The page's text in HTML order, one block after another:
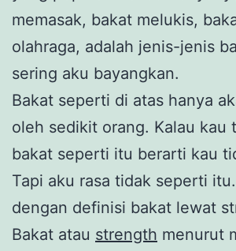
memasak, bakat melukis,
olahraga, adalah jenis-jenis
sering aku bayangkan.
Bakat seperti di atas hanya
oleh sedikit orang. Kalau kau
bakat seperti itu berarti kau
Tapi aku rasa tidak seperti
dengan definisi bakat lewat
Bakat atau strength menurut